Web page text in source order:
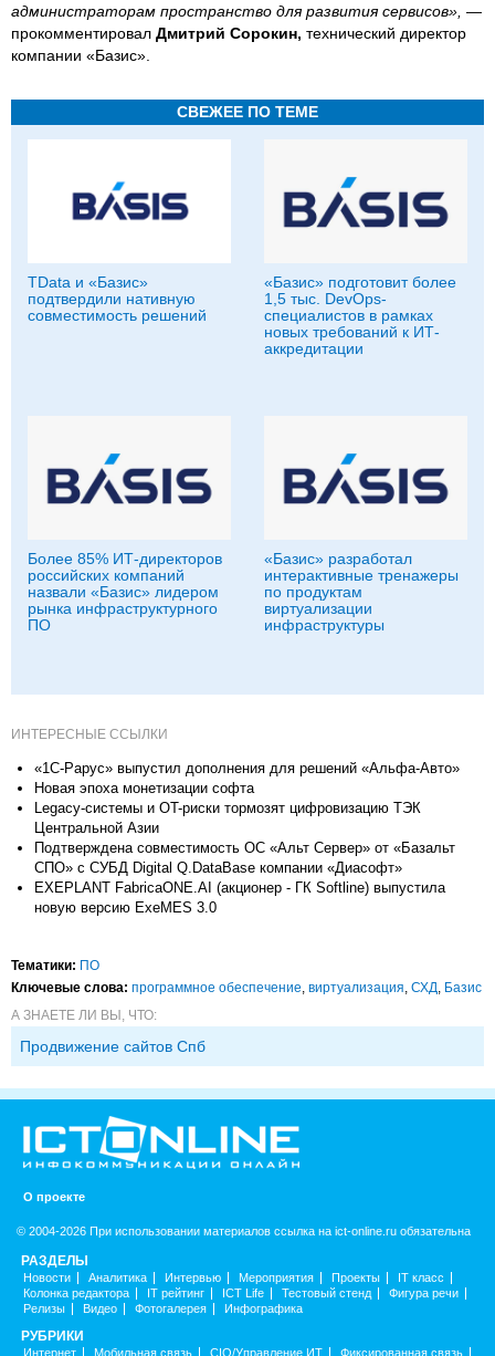
администраторам пространство для развития сервисов», —
прокомментировал Дмитрий Сорокин, технический директор
компании «Базис».
СВЕЖЕЕ ПО ТЕМЕ
TData и «Базис»
подтвердили нативную
совместимость решений
«Базис» подготовит более
1,5 тыс. DevOps-
специалистов в рамках
новых требований к ИТ-
аккредитации
Более 85% ИТ-директоров
российских компаний
назвали «Базис» лидером
рынка инфраструктурного
ПО
«Базис» разработал
интерактивные тренажеры
по продуктам
виртуализации
инфраструктуры
ИНТЕРЕСНЫЕ ССЫЛКИ
«1С-Рарус» выпустил дополнения для решений «Альфа-Авто»
Новая эпоха монетизации софта
Legacy-системы и OT-риски тормозят цифровизацию ТЭК
Центральной Азии
Подтверждена совместимость ОС «Альт Сервер» от «Базальт
СПО» с СУБД Digital Q.DataBase компании «Диасофт»
EXEPLANT FabricaONE.AI (акционер - ГК Softline) выпустила
новую версию ExeMES 3.0
Тематики: ПО
Ключевые слова: программное обеспечение, виртуализация, СХД, Базис
А ЗНАЕТЕ ЛИ ВЫ, ЧТО:
Продвижение сайтов Спб
О проекте
© 2004-2026 При использовании материалов ссылка на ict-online.ru обязательна
РАЗДЕЛЫ
Новости Аналитика Интервью Мероприятия Проекты
IT класс
Колонка редактора
IT рейтинг ICT Life Тестовый стенд
Фигура речи
Релизы
Видео Фотогалерея Инфографика
РУБРИКИ
Интернет Мобильная связь CIO/Управление ИТ Фиксированная связь